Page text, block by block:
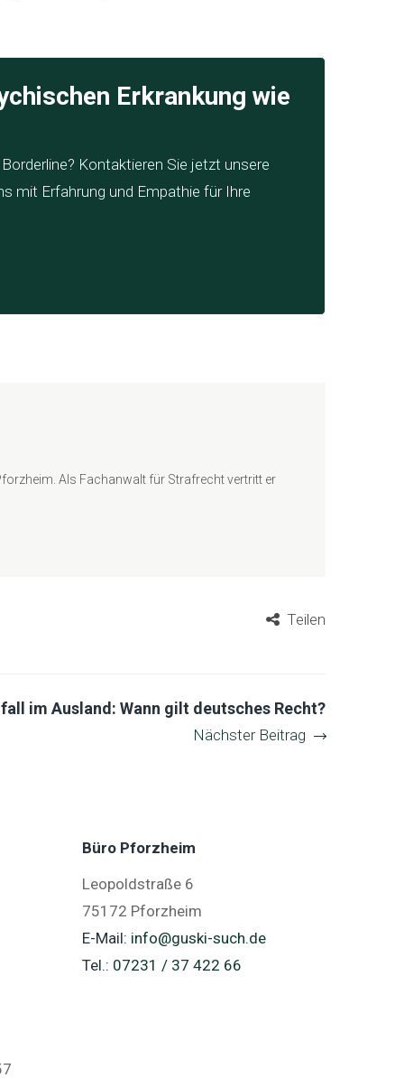
Erkrankung wie
Kontaktieren Sie jetzt unsere
mit Erfahrung und Empathie für Ihre
Als Fachanwalt für Strafrecht vertritt er
Teilen
im Ausland: Wann gilt deutsches Recht?
Nächster Beitrag
Büro Pforzheim
Leopoldstraße 6
75172 Pforzheim
E-Mail: info@guski-such.de
Tel.: 07231 / 37 422 66